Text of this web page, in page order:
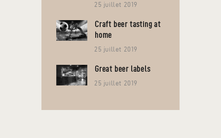
25 juillet 2019
Craft beer tasting at
home
25 juillet 2019
Great beer labels
25 juillet 2019